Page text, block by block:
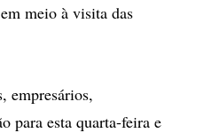
meio à visita das
empresários,
para esta quarta-feira e